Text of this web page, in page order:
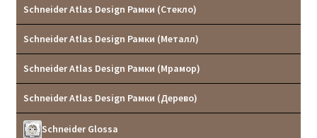
Schneider Atlas Design Рамки (Стекло)
Schneider Atlas Design Рамки (Металл)
Schneider Atlas Design Рамки (Мрамор)
Schneider Atlas Design Рамки (Дерево)
Schneider Glossa